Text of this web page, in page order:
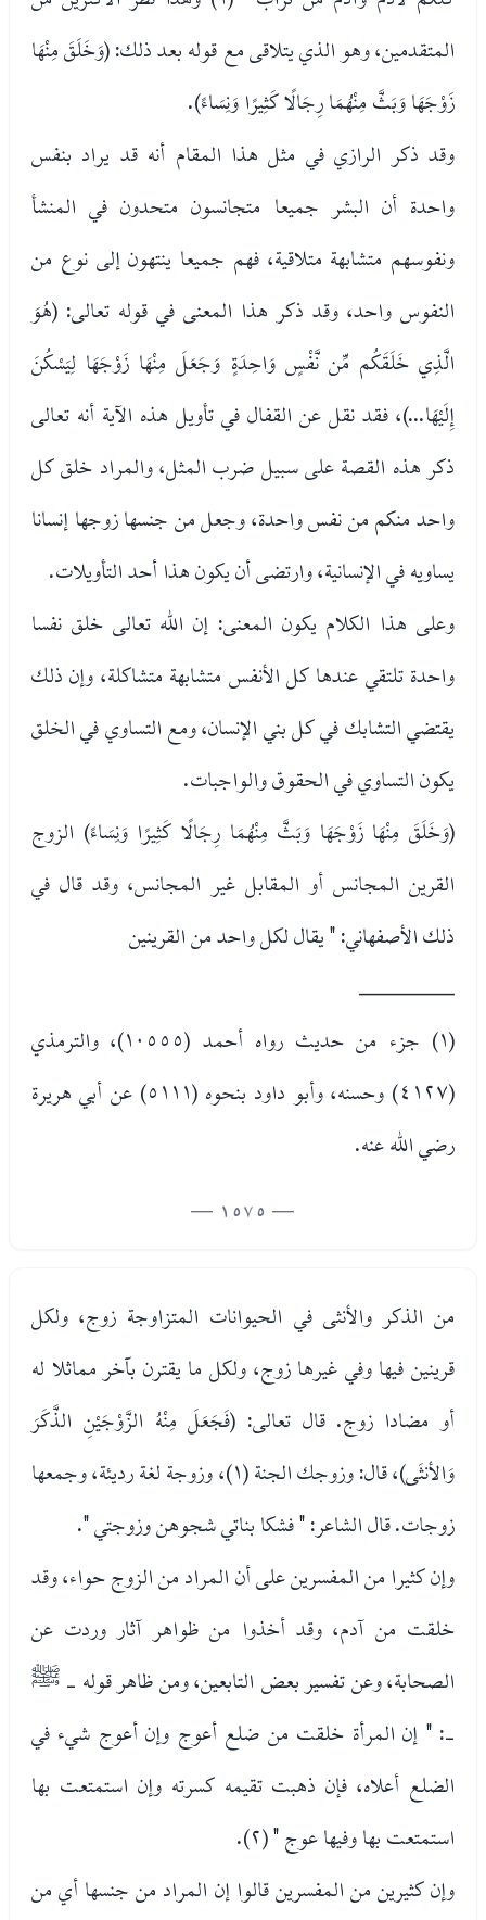
المتقدمين، وهو الذي يتلاقى مع قوله بعد ذلك: (وَخَلَقَ مِنْهَا
زَوْجَهَا وَبَثَّ مِنْهُمَا رِجَالًا كَثِيرًا وَنِسَاءً).
وقد ذكر الرازي في مثل هذا المقام أنه قد يراد بنفس
واحدة أن البشر جميعا متجانسون متحدون في المنشأ
ونفوسهم متشابهة متلاقية، فهم جميعا ينتهون إلى نوع من
النفوس واحد، وقد ذكر هذا المعنى في قوله تعالى: (هُوَ
الَّذِي خَلَقَكُم مِّن نَّفْسٍ وَاحِدَةٍ وَجَعَلَ مِنْهَا زَوْجَهَا لِيَسْكُنَ
إِلَيْهَا...)، فقد نقل عن القفال في تأويل هذه الآية أنه تعالى
ذكر هذه القصة على سبيل ضرب المثل، والمراد خلق كل
واحد منكم من نفس واحدة، وجعل من جنسها زوجها إنسانا
يساويه في الإنسانية، وارتضى أن يكون هذا أحد التأويلات.
وعلى هذا الكلام يكون المعنى: إن الله تعالى خلق نفسا
واحدة تلتقي عندها كل الأنفس متشابهة متشاكلة، وإن ذلك
يقتضي التشابك في كل بني الإنسان، ومع التساوي في الخلق
يكون التساوي في الحقوق والواجبات.
(وَخَلَقَ مِنْهَا زَوْجَهَا وَبَثَّ مِنْهُمَا رِجَالًا كَثِيرًا وَنِسَاءً) الزوج
القرين المجانس أو المقابل غير المجانس، وقد قال في
ذلك الأصفهاني: " يقال لكل واحد من القرينين
________
(١) جزء من حديث رواه أحمد (١٠٥٥٥)، والترمذي
(٤١٢٧) وحسنه، وأبو داود بنحوه (٥١١١) عن أبي هريرة
رضي الله عنه.
— 1575 —
من الذكر والأنثى في الحيوانات المتزاوجة زوج، ولكل
قرينين فيها وفي غيرها زوج، ولكل ما يقترن بآخر مماثلا له
أو مضادا زوج. قال تعالى: (فَجَعَلَ مِنْهُ الزَّوْجَيْنِ الذَّكَرَ
وَالأنثَى)، قال: وزوجك الجنة (١)، وزوجة لغة رديئة، وجمعها
زوجات. قال الشاعر: " فشكا بناتي شجوهن وزوجتي ".
وإن كثيرا من المفسرين على أن المراد من الزوج حواء، وقد
خلقت من آدم، وقد أخذوا من ظواهر آثار وردت عن
الصحابة، وعن تفسير بعض التابعين، ومن ظاهر قوله - ﷺ
-: " إن المرأة خلقت من ضلع أعوج وإن أعوج شيء في
الضلع أعلاه، فإن ذهبت تقيمه كسرته وإن استمتعت بها
استمتعت بها وفيها عوج " (٢).
وإن كثيرين من المفسرين قالوا إن المراد من جنسها أي من